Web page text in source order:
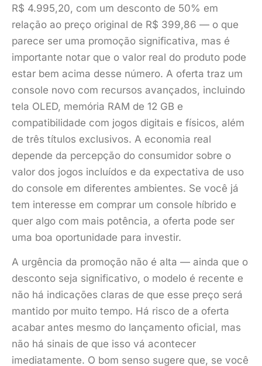
R$ 4.995,20, com um desconto de 50% em
relação ao preço original de R$ 399,86 — o que
parece ser uma promoção significativa, mas é
importante notar que o valor real do produto pode
estar bem acima desse número. A oferta traz um
console novo com recursos avançados, incluindo
tela OLED, memória RAM de 12 GB e
compatibilidade com jogos digitais e físicos, além
de três títulos exclusivos. A economia real
depende da percepção do consumidor sobre o
valor dos jogos incluídos e da expectativa de uso
do console em diferentes ambientes. Se você já
tem interesse em comprar um console híbrido e
quer algo com mais potência, a oferta pode ser
uma boa oportunidade para investir.
A urgência da promoção não é alta — ainda que o
desconto seja significativo, o modelo é recente e
não há indicações claras de que esse preço será
mantido por muito tempo. Há risco de a oferta
acabar antes mesmo do lançamento oficial, mas
não há sinais de que isso vá acontecer
imediatamente. O bom senso sugere que, se você